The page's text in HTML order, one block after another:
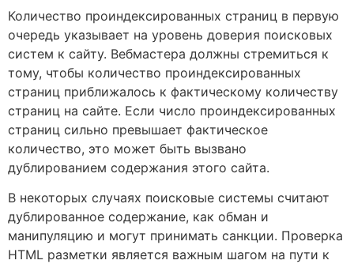
Количество проиндексированных страниц в первую
очередь указывает на уровень доверия поисковых
систем к сайту. Вебмастера должны стремиться к
тому, чтобы количество проиндексированных
страниц приближалось к фактическому количеству
страниц на сайте. Если число проиндексированных
страниц сильно превышает фактическое
количество, это может быть вызвано
дублированием содержания этого сайта.
В некоторых случаях поисковые системы считают
дублированное содержание, как обман и
манипуляцию и могут принимать санкции. Проверка
HTML разметки является важным шагом на пути к